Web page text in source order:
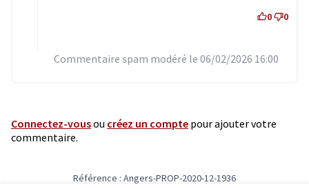
0 0
Commentaire spam modéré le 06/02/2026 16:00
Connectez-vousou créez un compte pour ajouter votre
commentaire.
Référence : Angers-PROP-2020-12-1936